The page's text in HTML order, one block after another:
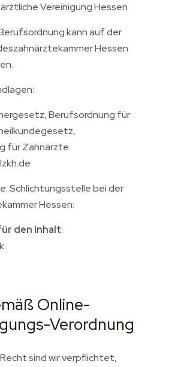
Vereinigung Hessen
kann auf der
Hessen
Berufsordnung für
für Zahnärzte
Schlichtungsstelle bei der
Hessen:
den Inhalt:
Online-
Verordnung
sind wir verpflichtet,